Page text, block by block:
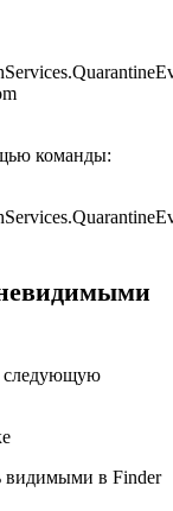
команды:
следующую
видимыми в Finder